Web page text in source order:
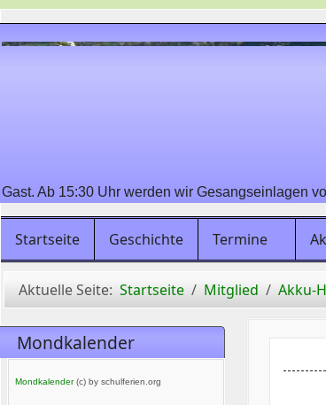
Ab 15:30 Uhr werden wir Gesangseinlagen vom
Startseite Geschichte Termine
Aktuelle Seite: Startseite Mitglied Akku-
Mondkalender
Mondkalender(c) by schulferien.org